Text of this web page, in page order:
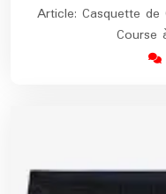
Article: Casquette de
Course